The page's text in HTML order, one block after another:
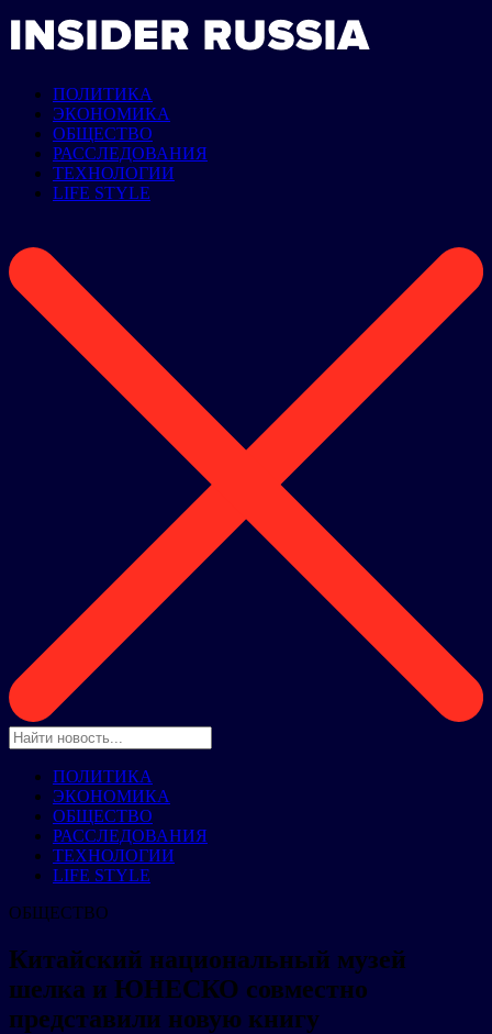
ПОЛИТИКА
ЭКОНОМИКА
ОБЩЕСТВО
РАССЛЕДОВАНИЯ
ТЕХНОЛОГИИ
LIFE STYLE
ПОЛИТИКА
ЭКОНОМИКА
ОБЩЕСТВО
РАССЛЕДОВАНИЯ
ТЕХНОЛОГИИ
LIFE STYLE
ОБЩЕСТВО
Китайский национальный музей
шелка и ЮНЕСКО совместно
представили новую книгу